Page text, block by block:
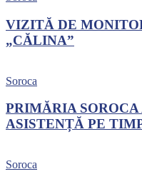
VIZITĂ DE
„CĂLINA”
Soroca
PRIMĂRIA
ASISTENȚĂ PE
Soroca